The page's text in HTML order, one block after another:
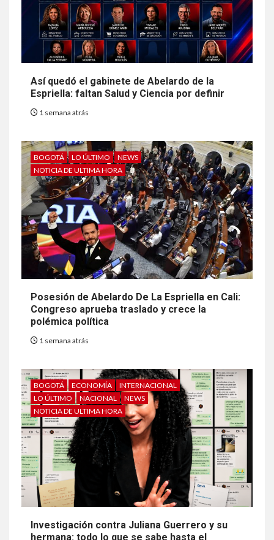
Así quedó el gabinete de Abelardo de la
Espriella: faltan Salud y Ciencia por definir
1 semana atrás
BOGOTÁ LO ÚLTIMO
NEWS
NOTICIA DE ULTIMA HORA
Posesión de Abelardo De La Espriella en Cali:
Congreso aprueba traslado y crece la
polémica política
1 semana atrás
BOGOTÁ ECONOMÍA
INTERNACIONAL
LO ÚLTIMO
NACIONAL
NEWS
NOTICIA DE ULTIMA HORA
Investigación contra Juliana Guerrero y su
hermana: todo lo que se sabe hasta el